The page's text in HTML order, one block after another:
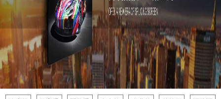
关于我们
联系我们
深圳工厂
景信商城